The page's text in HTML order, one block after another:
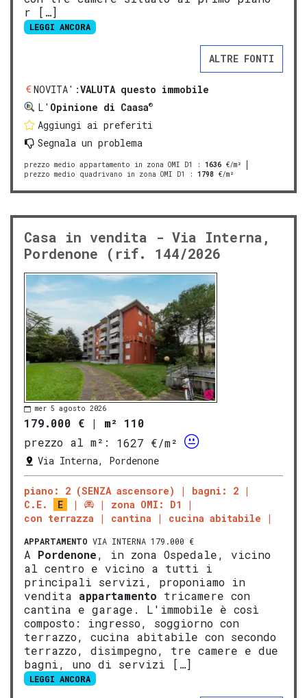
r […]
LEGGI ANCORA
ALTRE FONTI
NOVITA':VALUTA questo immobile
L' Opinione di Caasa®
Aggiungi ai preferiti
Segnala un problema
prezzo medio appartamento in zona OMI D1 : 1636 €/m²
prezzo medio quadrivano in zona OMI D1
: 1798 €/m²
Casa in vendita - Via Interna,
Pordenone (rif. 144/2026
mer 5 agosto 2026
179.000 € | m² 110
prezzo al m²:
1627 €/m²
Via Interna, Pordenone
piano: 2 (SENZA ascensore)
bagni: 2
C.E.
E
zona OMI: D1
con terrazza
cantina cucina abitabile
APPARTAMENTO VIA INTERNA 179.000 €
A Pordenone, in zona Ospedale, vicino
al centro e vicino a tutti i
principali servizi, proponiamo in
vendita appartamento tricamere con
cantina e garage. L'immobile è così
composto: ingresso, soggiorno con
terrazzo, cucina abitabile con secondo
terrazzo, disimpegno, tre camere e due
bagni, uno di servizi […]
LEGGI ANCORA